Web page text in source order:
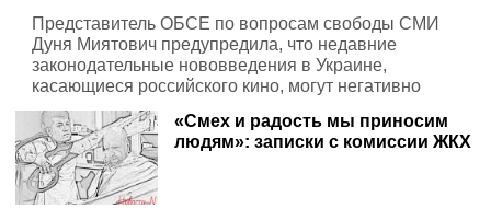
Представитель ОБСЕ по вопросам свободы СМИ
Дуня Миятович предупредила, что недавние
законодательные нововведения в Украине,
касающиеся российского кино, могут негативно
повлиять на свободу распространения информации
«Смех и радость мы приносим
людям»: записки с комиссии ЖКХ